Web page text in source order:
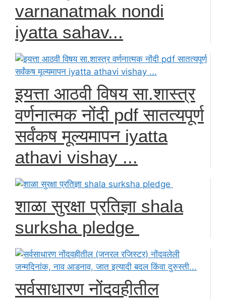
varnanatmak nondi
iyatta sahav...
इयत्ता आठवी विषय सा.शास्त्र
वर्णनात्मक नोंदी pdf सातत्यपूर्ण
सर्वंकष मूल्यमापन iyatta
athavi vishay ...
शाळा सुरक्षा प्रतिज्ञा shala
surksha pledge
सर्वसाधारण नोंदवहीतील